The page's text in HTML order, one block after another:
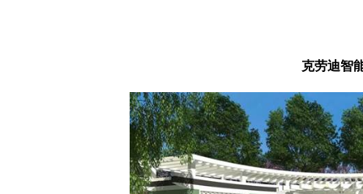
克劳迪智能